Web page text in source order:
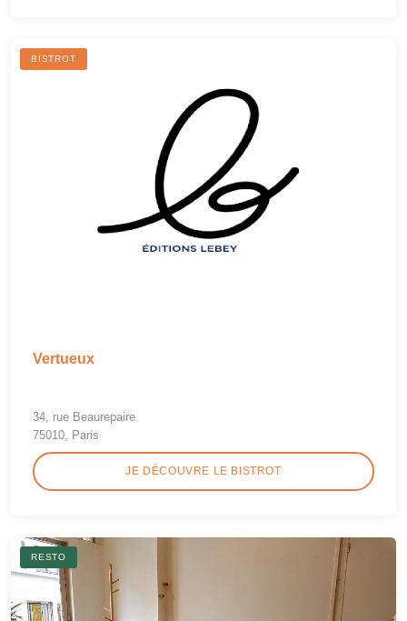
BISTROT
Vertueux
34, rue Beaurepaire
75010, Paris
JE DÉCOUVRE LE BISTROT
RESTO